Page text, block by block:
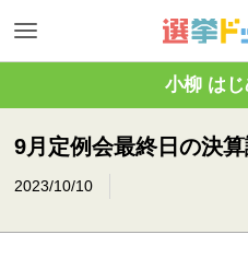
小柳 は
9月定例会最終日の決
2023/10/10